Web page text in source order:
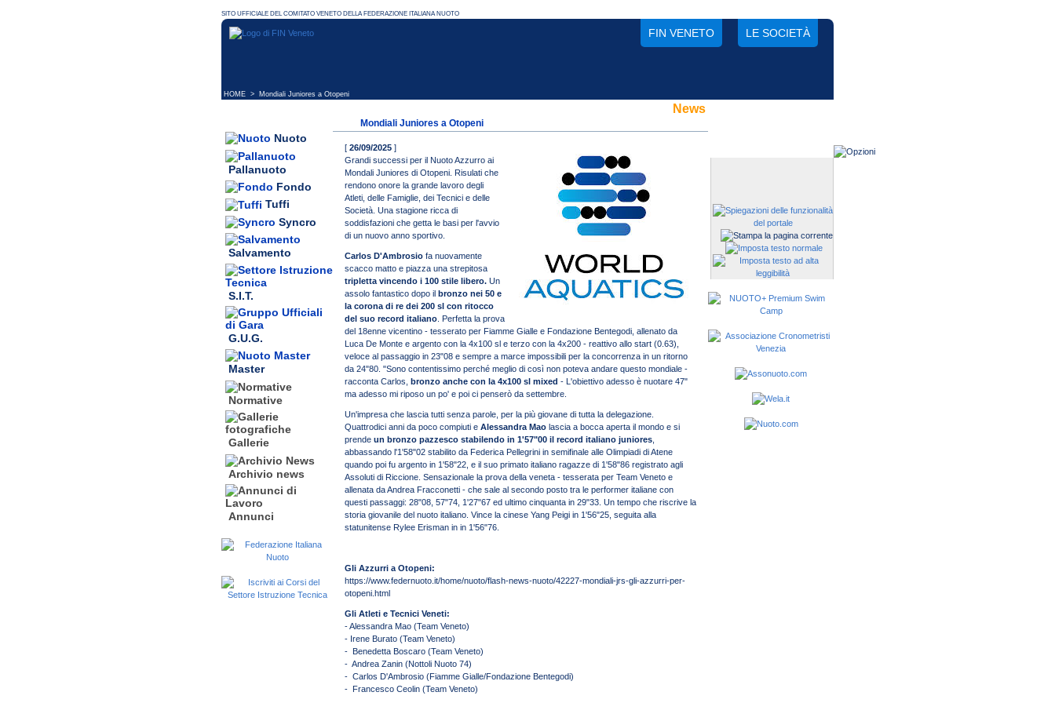
FIN VENETO LE SOCIETÀ
HOME > Mondiali Juniores a Otopeni
Nuoto
Pallanuoto
Fondo
Tuffi
Syncro
Salvamento
S.I.T.
G.U.G.
Master
Normative
Gallerie
Archivio news
Annunci
News
Mondiali Juniores a Otopeni
[ 26/09/2025 ]
Grandi successi per il Nuoto Azzurro ai
Mondali Juniores di Otopeni. Risulati che
rendono onore la grande lavoro degli
Atleti, delle Famiglie, dei Tecnici e delle
Società. Una stagione ricca di
soddisfazioni che getta le basi per l'avvio
di un nuovo anno sportivo.
Carlos D'Ambrosio fa nuovamente
scacco matto e piazza una strepitosa
tripletta vincendo i 100 stile libero. Un
assolo fantastico dopo il bronzo nei 50 e
la corona di re dei 200 sl con ritocco
del suo record italiano . Perfetta la prova
del 18enne vicentino - tesserato per Fiamme Gialle e Fondazione Bentegodi, allenato da
Luca De Monte e argento con la 4x100 sl e terzo con la 4x200 - reattivo allo start (0.63),
veloce al passaggio in 23"08 e sempre a marce impossibili per la concorrenza in un ritorno
da 24"80. "Sono contentissimo perché meglio di così non poteva andare questo mondiale -
racconta Carlos, bronzo anche con la 4x100 sl mixed - L'obiettivo adesso è nuotare 47"
ma adesso mi riposo un po' e poi ci penserò da settembre.
Un'impresa che lascia tutti senza parole, per la più giovane di tutta la delegazione.
Quattrodici anni da poco compiuti e Alessandra Mao lascia a bocca aperta il mondo e si
prende un bronzo pazzesco stabilendo in 1'57"00 il record italiano juniores
abbassando l'1'58"02 stabilito da Federica Pellegrini in semifinale alle Olimpiadi di Atene
quando poi fu argento in 1'58"22, e il suo primato italiano ragazze di 1'58"86 registrato agli
Assoluti di Riccione. Sensazionale la prova della veneta - tesserata per Team Veneto e
allenata da Andrea Fracconetti - che sale al secondo posto tra le performer italiane con
questi passaggi: 28"08, 57"74, 1'27"67 ed ultimo cinquanta in 29"33. Un tempo che riscrive la
storia giovanile del nuoto italiano. Vince la cinese Yang Peigi in 1'56"25, seguita alla
statunitense Rylee Erisman in in 1'56"76.
Gli Azzurri a Otopeni:
https://www.federnuoto.it/home/nuoto/flash-news-nuoto/42227-mondiali-jrs-gli-azzurri-per-
otopeni.html
Gli Atleti e Tecnici Veneti:
- Alessandra Mao (Team Veneto)
- Irene Burato (Team Veneto)
- Benedetta Boscaro (Team Veneto)
- Andrea Zanin (Nottoli Nuoto 74)
- Carlos D'Ambrosio (Fiamme Gialle/Fondazione Bentegodi)
- Francesco Ceolin (Team Veneto)